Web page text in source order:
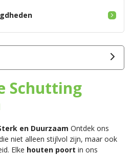
Schutting
en Duurzaam Ontdek ons
niet alleen stijlvol zijn, maar ook
Elke houten poort in ons